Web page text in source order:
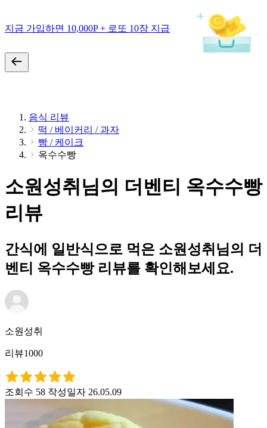
지금 가입하면 10,000P + 로또 10장 지급
음식 리뷰
떡 / 베이커리 / 과자
빵 / 케이크
옥수수빵
소원성취님의 더벤티 옥수수빵
리뷰
간식에 일반식으로 먹은 소원성취님의 더
벤티 옥수수빵 리뷰를 확인해보세요.
소원성취
리뷰1000
조회수 58 작성일자 26.05.09